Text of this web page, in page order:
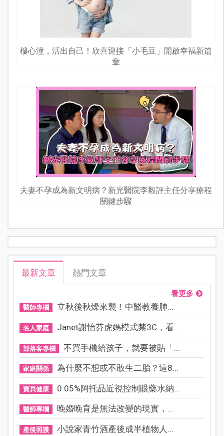
樓心潼，活出自己！欣喜迎接「小毛豆」開啟幸福新篇
章
夫妻不孕成為新文明病？新光醫院李毅評主任分享療程
關鍵步驟
最新文章 熱門文章
看更多
醫師專欄 立秋後秋燥來襲！中醫教養肺...
名人家庭 Janet謝怡芬虎媽模式禁3C，看...
部落客專欄 不買手機給孩子，就要被貼「...
家庭關係 為什麼不想或不敢生二胎？這8...
寶貝健康 0.05%阿托品近視控制眼藥水納...
醫師專欄 晚婚晚育是無法改變的現實，...
產後照護 小說家青竹酒產後成半植物人...